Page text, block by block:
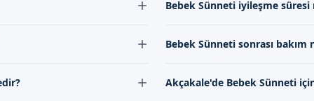
formumuz aracılığıyla
duymaktadır. Bebek Sünneti
bebek farklı olduğundan,
Bebek Sünneti iyileşme süresi
değişmektedir. Uzman
için her türlü önlemi
Bebek Sünneti sonrası bakım
Doktorumuzun talimatlarına
Akçakale'de Bebek Sünneti